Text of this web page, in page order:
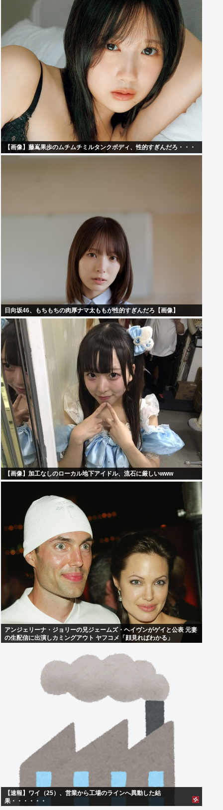
【画像】藤嶌果歩のムチムチミルタンクボディ、性的すぎんだろ・・・
日向坂46、もちもちの肉厚ナマ太ももが性的すぎんだろ【画像】
【画像】加工なしのローカル地下アイドル、流石に厳しいwww
アンジェリーナ・ジョリーの兄ジェームズ・ヘイヴンがゲイと公表 元妻
の生配信に出演しカミングアウト ヤフコメ「顔見ればわかる」
【速報】ワイ（25）、営業から工場のラインへ異動した結
果・・・・・・